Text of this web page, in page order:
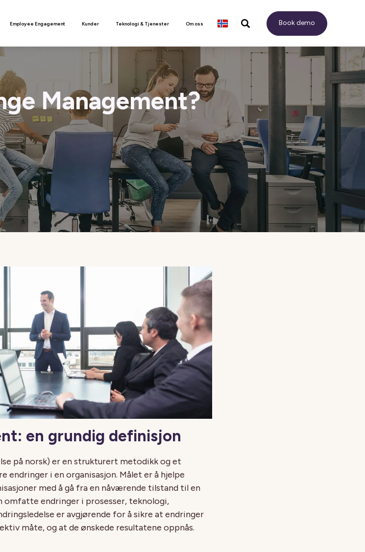
Employee Engagement Kunder Teknologi & Tjenester Om oss Book demo
Management?
en grundig definisjon
på norsk) er en strukturert metodikk og et
endringer i en organisasjon. Målet er å hjelpe
med å gå fra en nåværende tilstand til en
endringer i prosesser, teknologi,
er avgjørende for å sikre at endringer
måte, og at de ønskede resultatene oppnås.